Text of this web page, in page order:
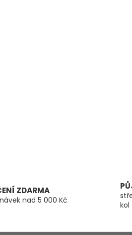
ZDARMA
nad 5 000 Kč
kol